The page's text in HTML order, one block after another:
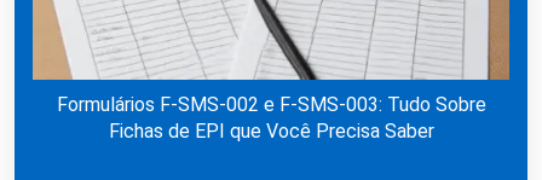
Formulários F-SMS-002 e F-SMS-003: Tudo Sobre
Fichas de EPI que Você Precisa Saber